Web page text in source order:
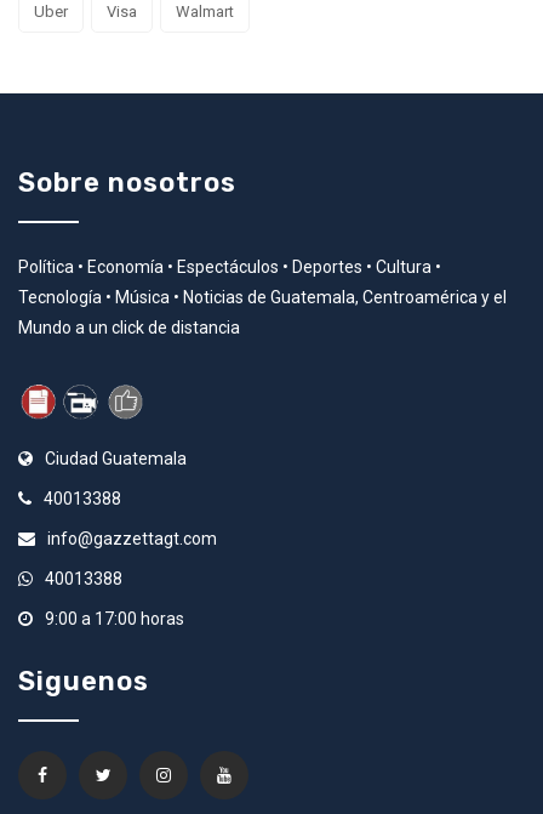
Uber Visa Walmart
Sobre nosotros
Política • Economía • Espectáculos • Deportes • Cultura •
Tecnología • Música • Noticias de Guatemala, Centroamérica y el
Mundo a un click de distancia
Ciudad Guatemala
40013388
info@gazzettagt.com
40013388
9:00 a 17:00 horas
Siguenos